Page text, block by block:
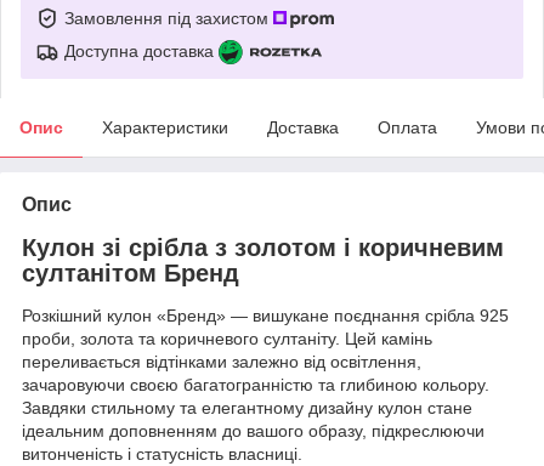
Замовлення під захистом
Доступна доставка
Опис Характеристики Доставка Оплата Умови
Опис
Кулон зі срібла з золотом і коричневим
султанітом Бренд
Розкішний кулон «Бренд» — вишукане поєднання срібла 925
проби, золота та коричневого султаніту. Цей камінь
переливається відтінками залежно від освітлення,
зачаровуючи своєю багатогранністю та глибиною кольору.
Завдяки стильному та елегантному дизайну кулон стане
ідеальним доповненням до вашого образу, підкреслюючи
витонченість і статусність власниці.